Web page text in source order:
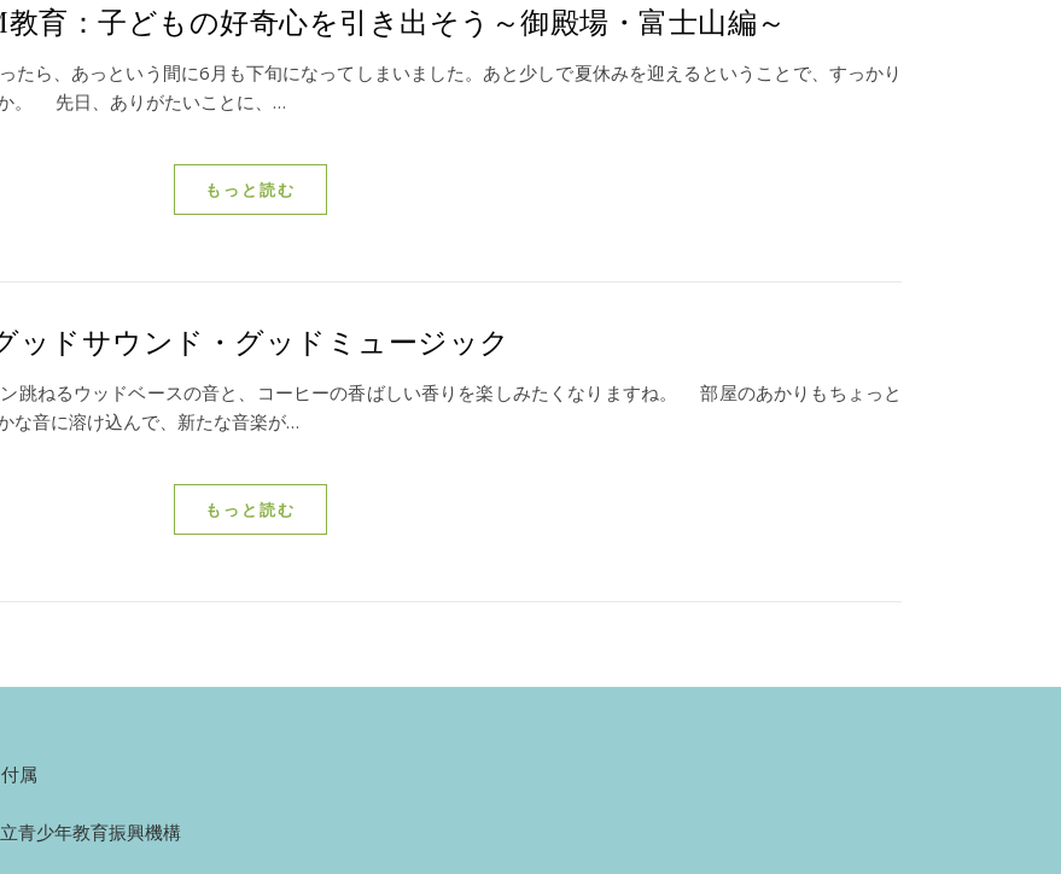
育：子どもの好奇心を引き出そう～御殿場・富士山編～
ら、あっという間に6月も下旬になってしまいました。あと少しで夏休みを迎えるということで、すっかり
。 先日、ありがたいことに、…
もっと読む
ッドサウンド・グッドミュージック
跳ねるウッドベースの音と、コーヒーの香ばしい香りを楽しみたくなりますね。 部屋のあかりもちょっと
な音に溶け込んで、新たな音楽が…
もっと読む
属
少年教育振興機構